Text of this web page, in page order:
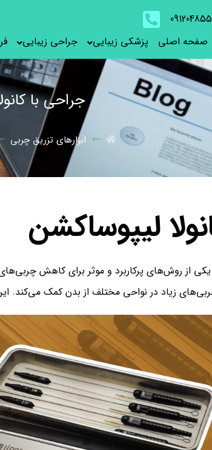
صفحه اصلی
پزشکی زیبایی جراحی زیبایی
جراحی با
ابزارهای تزریق چربی
لیپوساکشن
از روش‌های پرکاربرد و موثر برای کاهش
زیاد در نواحی مختلف از بدن کمک می‌کند. این